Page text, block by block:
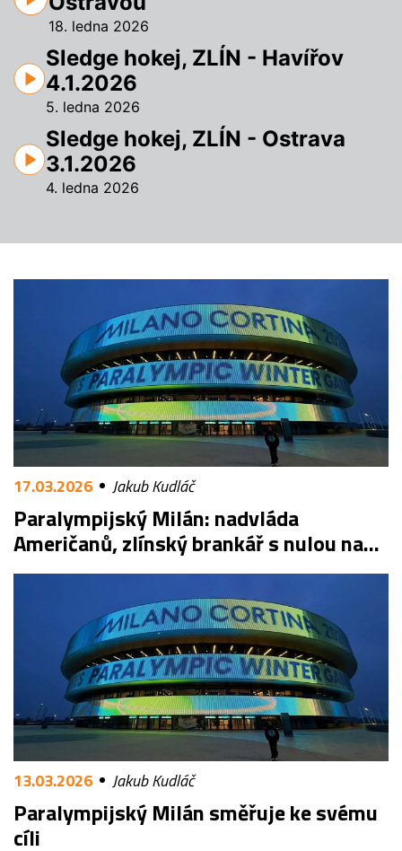
18. ledna 2026
Sledge hokej, ZLÍN - Havířov
4.1.2026
5. ledna 2026
Sledge hokej, ZLÍN - Ostrava
3.1.2026
4. ledna 2026
17.03.2026 Jakub Kudláč
Paralympijský Milán: nadvláda
Američanů, zlínský brankář s nulou na
závěr
13.03.2026 Jakub Kudláč
Paralympijský Milán směřuje ke svému
cíli